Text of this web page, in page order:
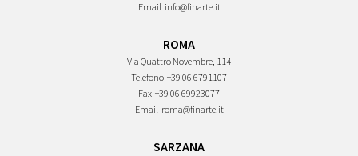
Email info@finarte.it
ROMA
Via Quattro Novembre, 114
Telefono +39 06 6791107
Fax +39 06 69923077
Email roma@finarte.it
SARZANA